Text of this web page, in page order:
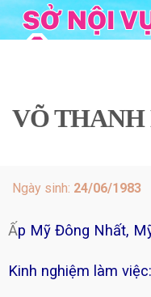
Skip
to
VÕ THANH
Ngày sinh: 24/06/1983
Ấp Mỹ Đông Nhất,
Kinh nghiệm làm việc: